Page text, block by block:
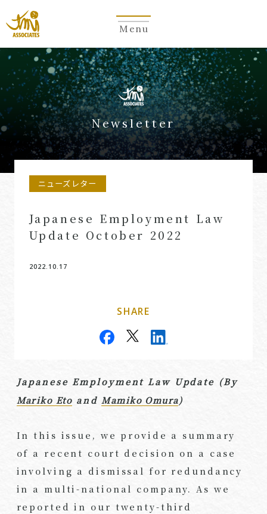
Menu
Newsletter
ニューズレター
Japanese Employment Law
Update October 2022
2022.10.17
SHARE
Japanese Employment Law Update (By
Mariko EtoandMamiko Omura)
In this issue, we provide a summary
of a recent court decision on a case
involving a dismissal for redundancy
in a multi-national company. As we
reported in our twenty-third